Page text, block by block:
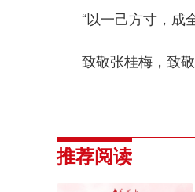
“以一己方寸，成
致敬张桂梅，致
推荐阅读